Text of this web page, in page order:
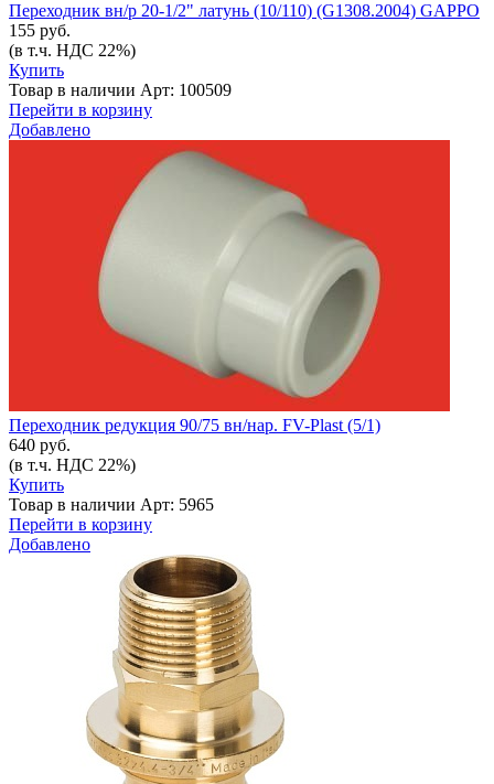
Переходник вн/р 20-1/2" латунь (10/110) (G1308.2004) GAPPO
155 руб.
(в т.ч. НДС 22%)
Купить
Товар в наличии Арт: 100509
Перейти в корзину
Добавлено
Переходник редукция 90/75 вн/нар. FV-Plast (5/1)
640 руб.
(в т.ч. НДС 22%)
Купить
Товар в наличии Арт: 5965
Перейти в корзину
Добавлено